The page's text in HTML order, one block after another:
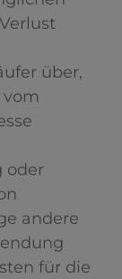
über,
vom
oder
andere
für die